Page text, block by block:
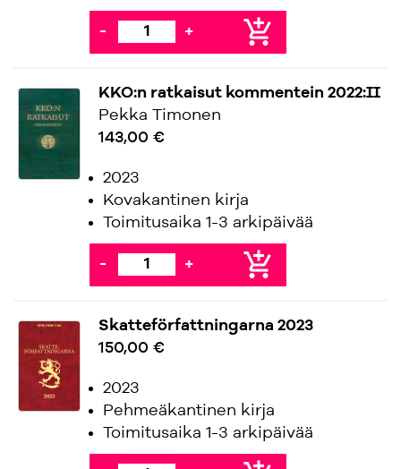
- + add_shopping_cart
KKO:n ratkaisut kommentein 2022:II
Pekka Timonen
143,00 €
2023
Kovakantinen kirja
Toimitusaika 1-3 arkipäivää
- + add_shopping_cart
Skatteförfattningarna 2023
150,00 €
2023
Pehmeäkantinen kirja
Toimitusaika 1-3 arkipäivää